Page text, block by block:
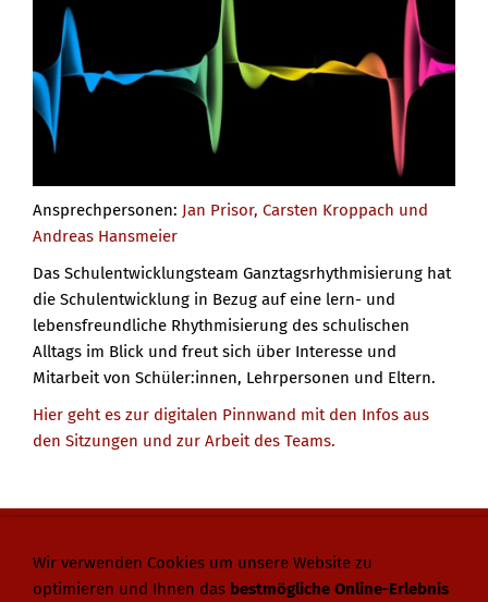
Ansprechpersonen: Jan Prisor, Carsten Kroppach und
Andreas Hansmeier
Das Schulentwicklungsteam Ganztagsrhythmisierung hat
die Schulentwicklung in Bezug auf eine lern- und
lebensfreundliche Rhythmisierung des schulischen
Alltags im Blick und freut sich über Interesse und
Mitarbeit von Schüler:innen, Lehrpersonen und Eltern.
Hier geht es zur digitalen Pinnwand mit den Infos aus
den Sitzungen und zur Arbeit des Teams.
Integrierte Gesamtschule Bonn-Beuel
Siegburger Straße 321
Wir verwenden Cookies um unsere Website zu
optimieren und Ihnen das bestmögliche Online-Erlebnis